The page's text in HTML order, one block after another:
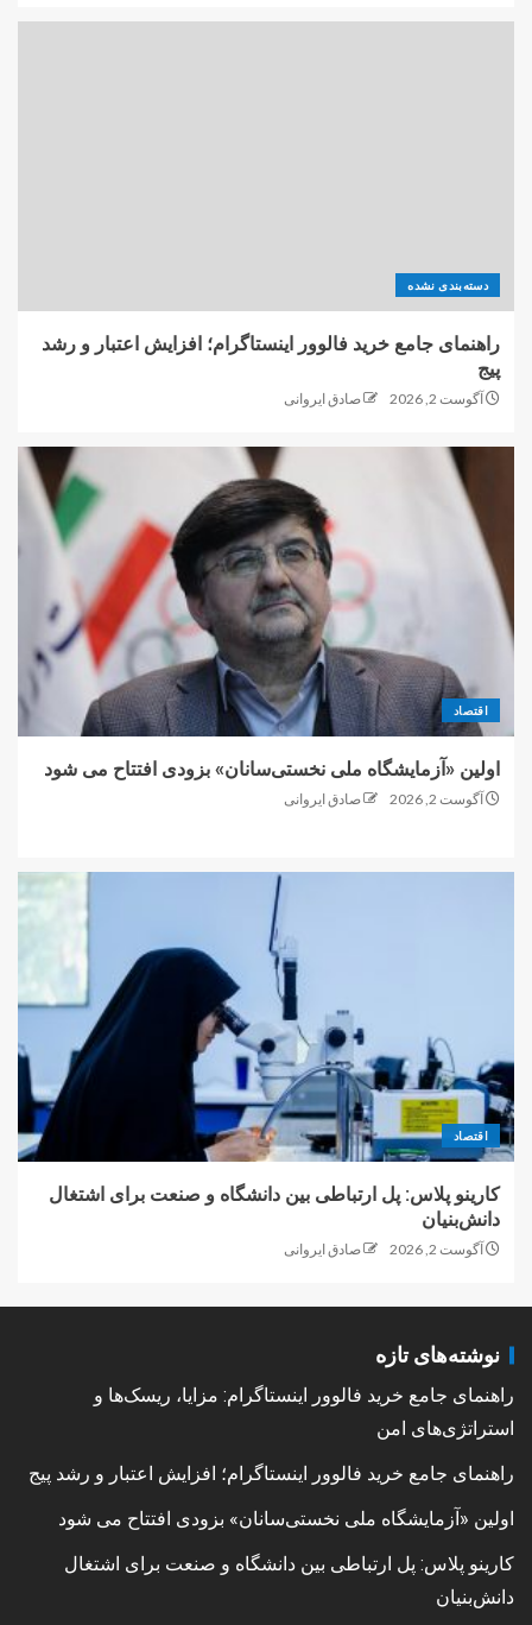
دسته‌بندی نشده
راهنمای جامع خرید فالوور اینستاگرام؛ افزایش اعتبار و رشد
پیج
آگوست 2, 2026 صادق ایروانی
اقتصاد
اولین «آزمایشگاه ملی نخستی‌سانان» بزودی افتتاح می شود
آگوست 2, 2026 صادق ایروانی
اقتصاد
کارینو پلاس: پل ارتباطی بین دانشگاه و صنعت برای اشتغال
دانش‌بنیان
آگوست 2, 2026 صادق ایروانی
نوشته‌های تازه
راهنمای جامع خرید فالوور اینستاگرام: مزایا، ریسک‌ها و
استراتژی‌های امن
راهنمای جامع خرید فالوور اینستاگرام؛ افزایش اعتبار و رشد پیج
اولین «آزمایشگاه ملی نخستی‌سانان» بزودی افتتاح می شود
کارینو پلاس: پل ارتباطی بین دانشگاه و صنعت برای اشتغال
دانش‌بنیان